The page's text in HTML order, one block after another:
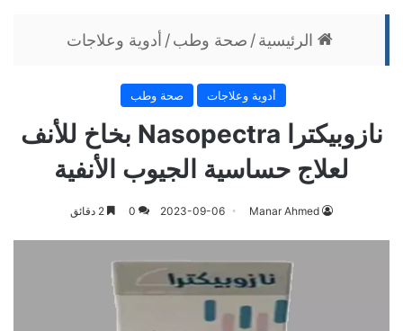
الرئيسية / صحة وطب / أدوية وعلاجات
أدوية وعلاجات صحة وطب
نازوبيكترا Nasopectra بخاخ للأنف
لعلاج حساسية الجيوب الأنفية
Manar Ahmed
2023-09-06
0